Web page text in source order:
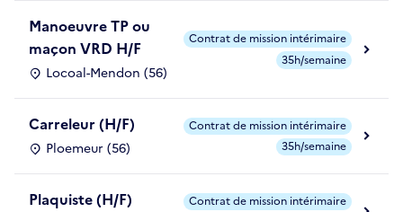
Manoeuvre TP ou
maçon VRD H/F
Locoal-Mendon (56)
Contrat de mission intérimaire
35h/semaine
Carreleur (H/F)
Ploemeur (56)
Contrat de mission intérimaire
35h/semaine
Plaquiste (H/F)
Contrat de mission intérimaire